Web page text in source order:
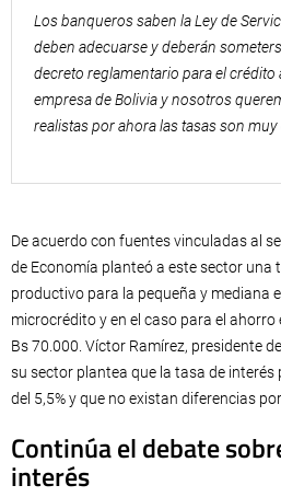
Los banqueros saben la Ley de
deben adecuarse y deberán
decreto reglamentario para el crédito
empresa de Bolivia y nosotros
realistas por ahora las tasas son muy
De acuerdo con fuentes vinculadas al
de Economía planteó a este sector una
productivo para la pequeña y mediana
microcrédito y en el caso para el
Bs 70.000. Víctor Ramírez, presidente
su sector plantea que la tasa de
del 5,5% y que no existan diferencias
Continúa el debate
interés